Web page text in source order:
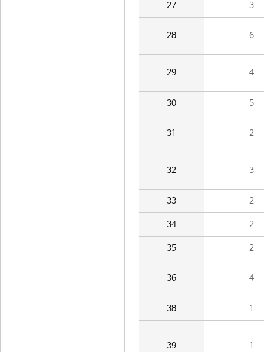
27 3
28 6
29 4
30 5
31 2
32 3
33 2
34 2
35 2
36 4
38 1
39 1